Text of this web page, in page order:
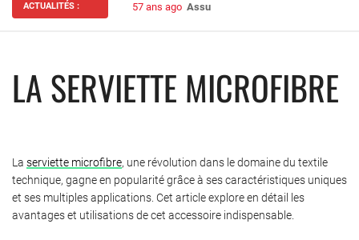
ACTUALITÉS : 57 ans ago Assurance habitation : bien choisir
LA SERVIETTE MICROFIBRE
La serviette microfibre, une révolution dans le domaine du textile
technique, gagne en popularité grâce à ses caractéristiques uniques
et ses multiples applications. Cet article explore en détail les
avantages et utilisations de cet accessoire indispensable.